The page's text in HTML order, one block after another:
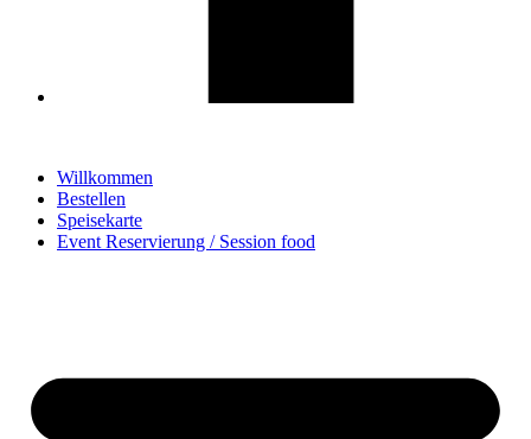
Willkommen
Bestellen
Speisekarte
Event Reservierung / Session food